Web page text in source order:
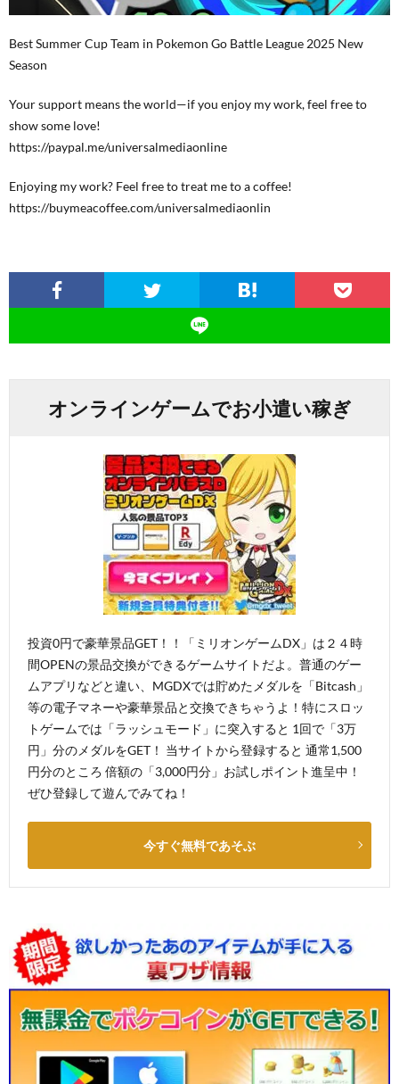
Best Summer Cup Team in Pokemon Go Battle League 2025 New
Season
Your support means the world—if you enjoy my work, feel free to
show some love!
https://paypal.me/universalmediaonline
Enjoying my work? Feel free to treat me to a coffee!
https://buymeacoffee.com/universalmediaonlin
オンラインゲームでお小遣い稼ぎ
投資0円で豪華景品GET！！「ミリオンゲームDX」は２４時
間OPENの景品交換ができるゲームサイトだよ。普通のゲー
ムアプリなどと違い、MGDXでは貯めたメダルを「Bitcash」
等の電子マネーや豪華景品と交換できちゃうよ！特にスロッ
トゲームでは「ラッシュモード」に突入すると 1回で「3万
円」分のメダルをGET！ 当サイトから登録すると 通常1,500
円分のところ 倍額の「3,000円分」お試しポイント進呈中！
ぜひ登録して遊んでみてね！
今すぐ無料であそぶ